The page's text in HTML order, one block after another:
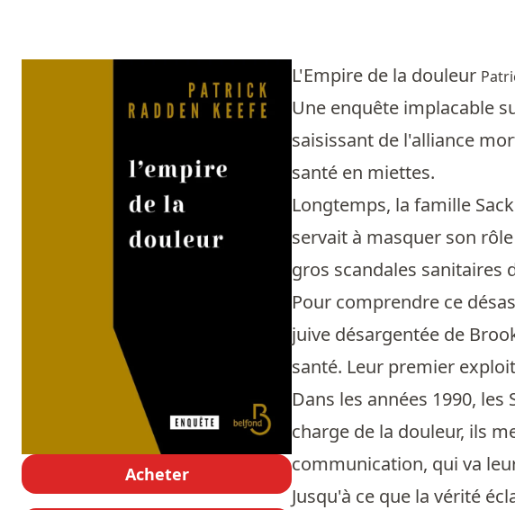
Acheter
L'Empire de la douleur
Une enquête implacable
saisissant de l'alliance
santé en miettes.
Longtemps, la famille
servait à masquer son
gros scandales sanitaires
Pour comprendre ce
juive désargentée de
santé. Leur premier
Dans les années 1990,
charge de la douleur, ils
communication, qui va
Jusqu'à ce que la vérité
Livres les plus recommandés
Prix littéraires